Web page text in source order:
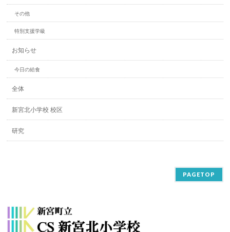
その他
特別支援学級
お知らせ
今日の給食
全体
新宮北小学校 校区
研究
PAGETOP